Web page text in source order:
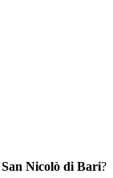
San Nicolò di Bari?